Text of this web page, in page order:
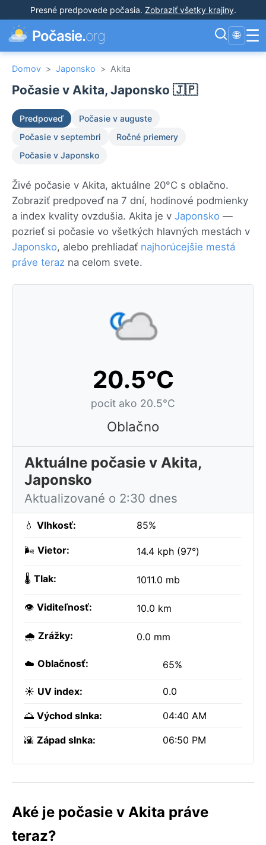
Presné predpovede počasia. Zobraziť všetky krajiny.
Počasie.org 🌐 ☰
Domov > Japonsko > Akita
Počasie v Akita, Japonsko 🇯🇵
Predpoveď
Počasie v auguste
Počasie v septembri
Ročné priemery
Počasie v Japonsko
Živé počasie v Akita, aktuálne 20°C s oblačno.
Zobraziť predpoveď na 7 dní, hodinové podmienky
a index kvality ovzdušia. Akita je v Japonsko —
pozrieť si počasie vo všetkých hlavných mestách v
Japonsko, alebo prehliadať najhorúcejšie mestá
práve teraz na celom svete.
20.5°C
pocit ako 20.5°C
Oblačno
Aktuálne počasie v Akita,
Japonsko
Aktualizované o 2:30 dnes
💧 Vlhkosť: 85%
🌬️ Vietor: 14.4 kph (97°)
🌡️ Tlak: 1011.0 mb
👁️ Viditeľnosť: 10.0 km
🌧️ Zrážky: 0.0 mm
☁️ Oblačnosť: 65%
☀️ UV index: 0.0
🌅 Východ slnka: 04:40 AM
🌇 Západ slnka: 06:50 PM
Aké je počasie v Akita práve
teraz?